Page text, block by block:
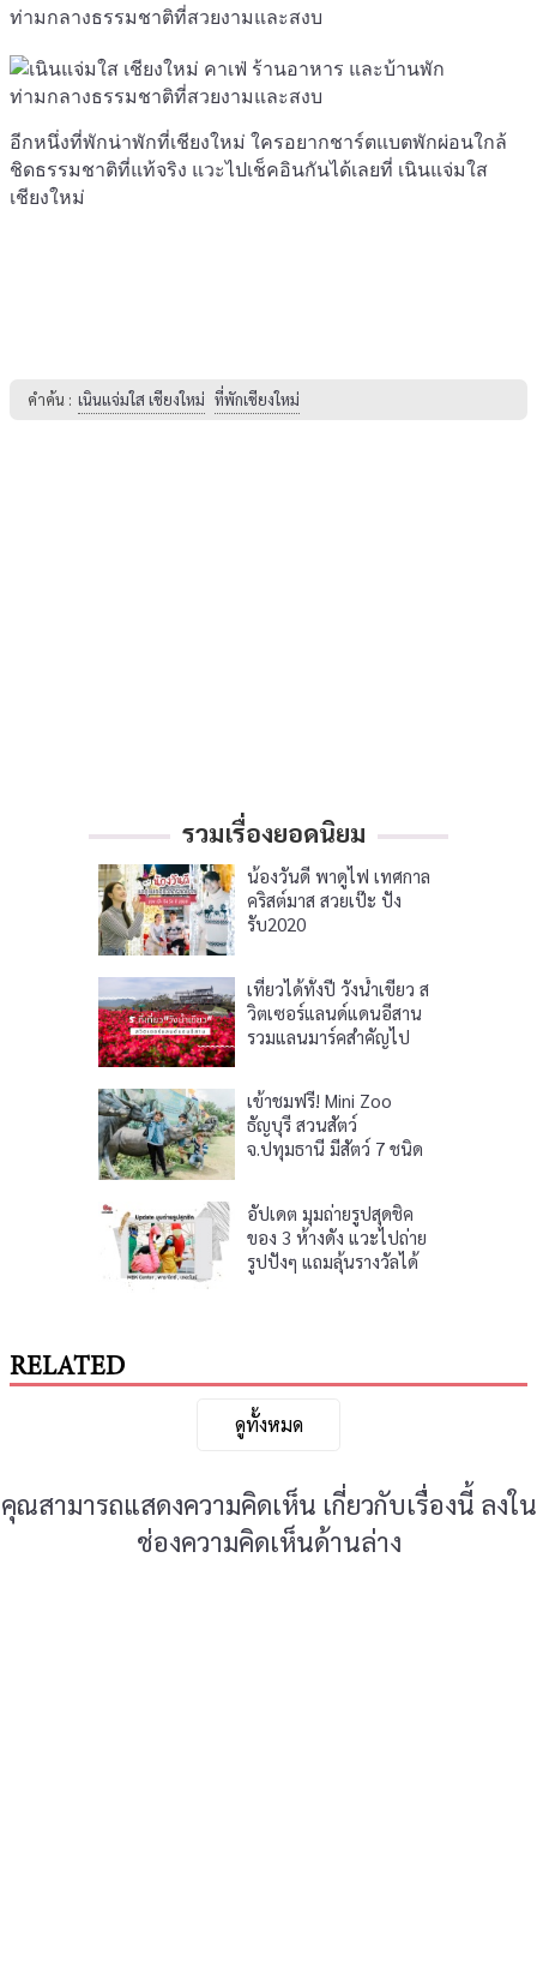
อีกหนึ่งที่พักน่าพักที่เชียงใหม่ ใครอยากชาร์ตแบตพักผ่อนใกล้
ชิดธรรมชาติที่แท้จริง แวะไปเช็คอินกันได้เลยที่ เนินแจ่มใส
เชียงใหม่
คำค้น : เนินแจ่มใส เชียงใหม่ ที่พักเชียงใหม่
รวมเรื่องยอดนิยม
น้องวันดี พาดูไฟ เทศกาล
คริสต์มาส สวยเป๊ะ ปัง
รับ2020
เที่ยวได้ทั้งปี วังน้ำเขียว ส
วิตเซอร์แลนด์แดนอีสาน
รวมแลนมาร์คสำคัญไป
เข้าชมฟรี! Mini Zoo
ธัญบุรี สวนสัตว์
จ.ปทุมธานี มีสัตว์ 7 ชนิด
อัปเดต มุมถ่ายรูปสุดชิค
ของ 3 ห้างดัง แวะไปถ่าย
รูปปังๆ แถมลุ้นรางวัลได้
RELATED
ดูทั้งหมด
คุณสามารถแสดงความคิดเห็น เกี่ยวกับเรื่องนี้ ลงใน
ช่องความคิดเห็นด้านล่าง